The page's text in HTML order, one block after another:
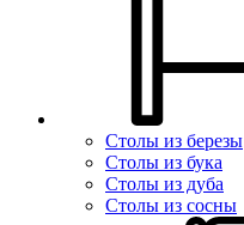
Столы из березы
Столы из бука
Столы из дуба
Столы из сосны